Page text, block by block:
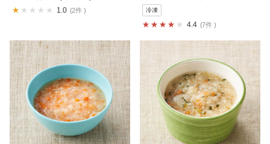
1.0 2件 冷凍
4.4 7件